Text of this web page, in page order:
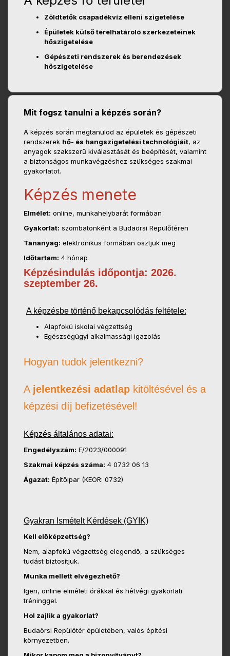
Zöldtetők csapadékvíz elleni szigetelése
Épületek külső térelhatároló szerkezeteinek
hőszigetelése
Gépészeti rendszerek és berendezések
hőszigetelése
Mit fogsz tanulni a képzés során?
A képzés során megtanulod az épületek és gépészeti
rendszerek hő- és hangszigetelési technológiáit, az
anyagok szakszerű kiválasztását és beépítését, valamint
a biztonságos munkavégzéshez szükséges szakmai
gyakorlatot.
Képzés menete
Elmélet: online, munkahelybarát formában
Gyakorlat: szombatonként a Budaörsi Repülőtéren
Tananyag: elektronikus formában osztjuk meg
Időtartam: 4 hónap
Képzésindulás időpontja: 2026.
szeptember 26.
A képzésbe történő bekapcsolódás feltétele:
Alapfokú iskolai végzettség
Egészségügyi alkalmassági igazolás
Hogyan tudok jelentkezni?
A jelentkezési adatlap kitöltésével és a
képzési díj befizetésével!
Képzés általános adatai:
Engedélyszám: E/2023/000091
Szakmai képzés száma: 4 0732 06 13
Ágazat: Építőipar (KEOR: 0732)
Gyakran Ismételt Kérdések (GYIK)
Kell előképzettség?
Nem, alapfokú végzettség elegendő, a szükséges
tudást biztosítjuk.
Munka mellett elvégezhető?
Igen, online elméleti órákkal és hétvégi gyakorlati
tréninggel.
Hol zajlik a gyakorlat?
Budaörsi Repülőtér épületében, valós építési
környezetben.